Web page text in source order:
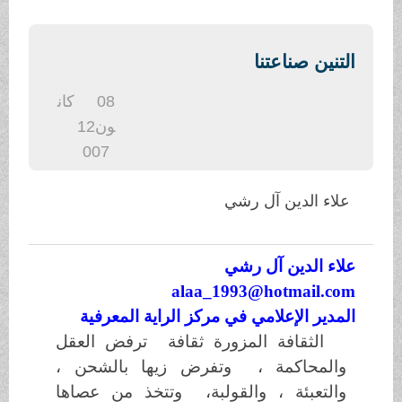
التنين صناعتنا
ون12
007
علاء الدين آل رشي
علاء الدين آل رشي
alaa_1993@hotmail.com
المدير الإعلامي في مركز الراية المعرفية
الثقافة المزورة ثقافة ترفض العقل
والمحاكمة ، وتفرض زيها بالشحن ،
والتعبئة ، والقولبة، وتتخذ من عصاها